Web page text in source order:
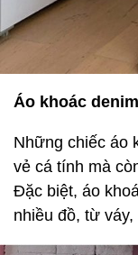
Áo khoác
Những chiếc áo
vẻ cá tính mà
Đặc biệt, áo
nhiều đồ, từ